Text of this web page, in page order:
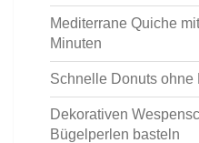
Mediterrane Quiche
Minuten
Schnelle Donuts ohne
Dekorativen
Bügelperlen basteln